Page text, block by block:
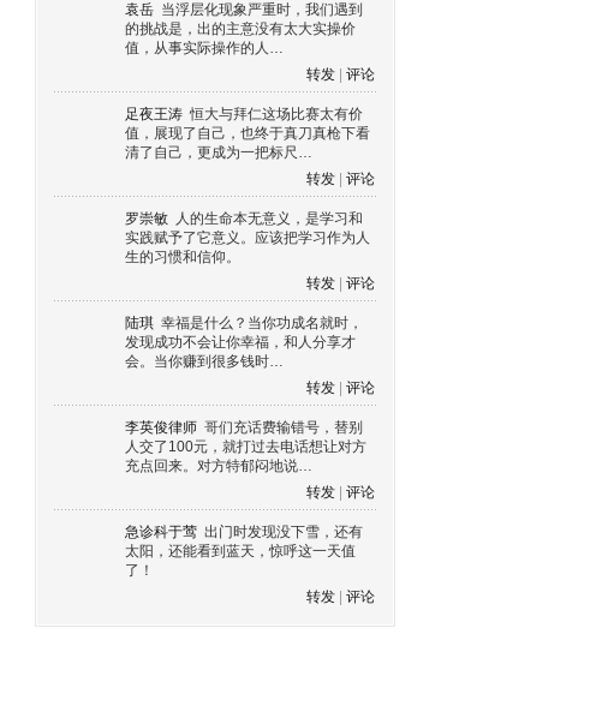
袁岳 当浮层化现象严重时，我们遇到
的挑战是，出的主意没有太大实操价
值，从事实际操作的人…
转发
评论
足夜王涛 恒大与拜仁这场比赛太有价
值，展现了自己，也终于真刀真枪下看
清了自己，更成为一把标尺…
转发
评论
罗崇敏 人的生命本无意义，是学习和
实践赋予了它意义。应该把学习作为人
生的习惯和信仰。
转发
评论
陆琪 幸福是什么？当你功成名就时，
发现成功不会让你幸福，和人分享才
会。当你赚到很多钱时…
转发
评论
李英俊律师 哥们充话费输错号，替别
人交了100元，就打过去电话想让对方
充点回来。对方特郁闷地说…
转发
评论
急诊科于莺 出门时发现没下雪，还有
太阳，还能看到蓝天，惊呼这一天值
了！
转发
评论